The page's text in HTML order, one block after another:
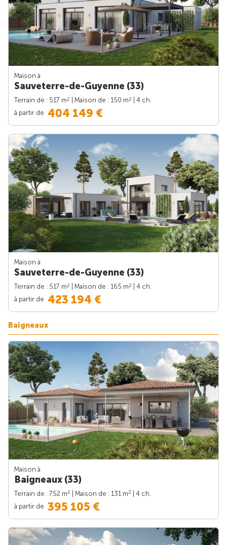
Maison à
Sauveterre-de-Guyenne (33)
Terrain de : 517 m2 | Maison de : 150 m2
| 4 ch.
à partir de 404 149 €
Maison à
Sauveterre-de-Guyenne (33)
Terrain de : 517 m2 | Maison de : 165 m2
| 4 ch.
à partir de 423 194 €
Baigneaux
Maison à
Baigneaux (33)
Terrain de : 752 m2 | Maison de : 131 m2
| 4 ch.
à partir de 395 105 €